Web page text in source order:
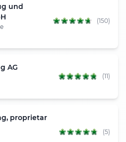
und
(150)
AG
(11)
proprietar
(5)